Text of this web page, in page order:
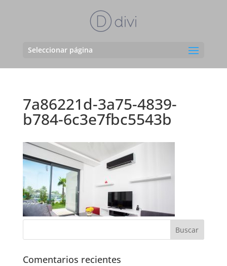
Seleccionar página
7a86221d-3a75-4839-
b784-6c3e7fbc5543b
Comentarios recientes